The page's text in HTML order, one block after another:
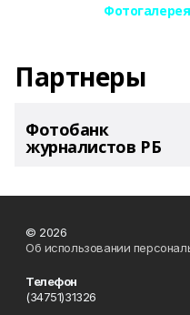
Фотогалерея
Партнеры
Фотобанк
журналистов РБ
© 2026
Об использовании
Телефон
(34751)31326